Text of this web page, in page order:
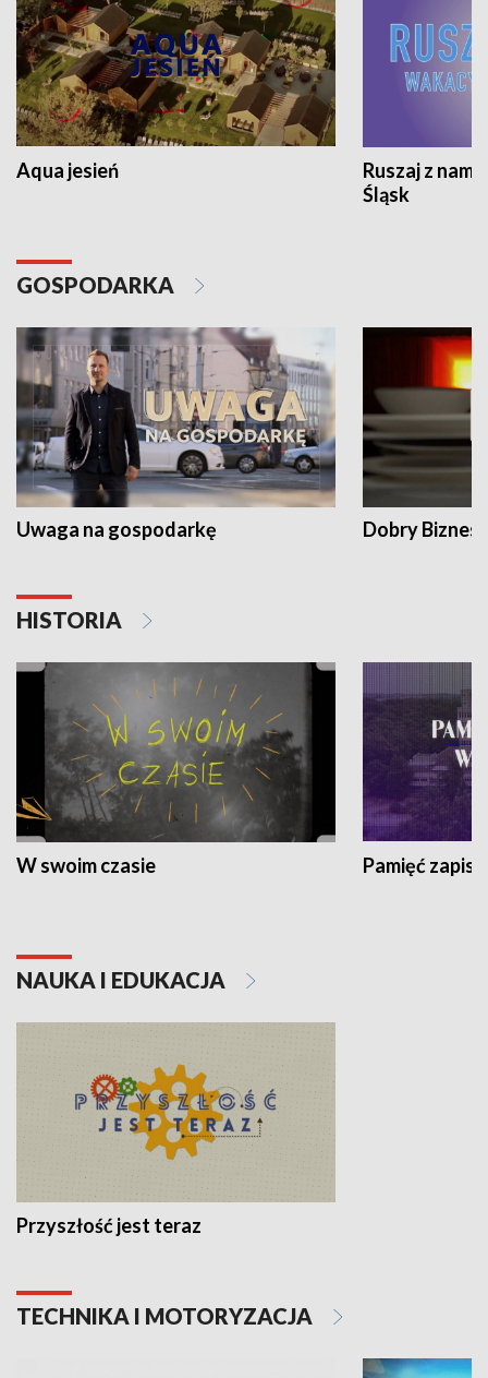
Aqua jesień
Ruszaj z
Śląsk
GOSPODARKA
Uwaga na gospodarkę Dobry Biznes
HISTORIA
W swoim czasie Pamięć
NAUKA I EDUKACJA
Przyszłość jest teraz
TECHNIKA I MOTORYZACJA